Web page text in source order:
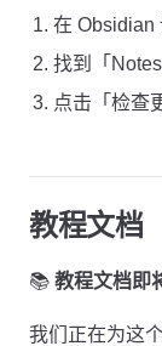
在 Obsidian
找到「
点击「检查
教程文档
📚 教程文档即
我们正在为这